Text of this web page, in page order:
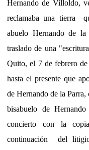
Hernando de Villoldo,
reclamaba una tierra
abuelo Hernando de
traslado de una
Quito, el 7 de febrero
hasta el presente que
de Hernando de la
bisabuelo de
concierto con la
continuación del